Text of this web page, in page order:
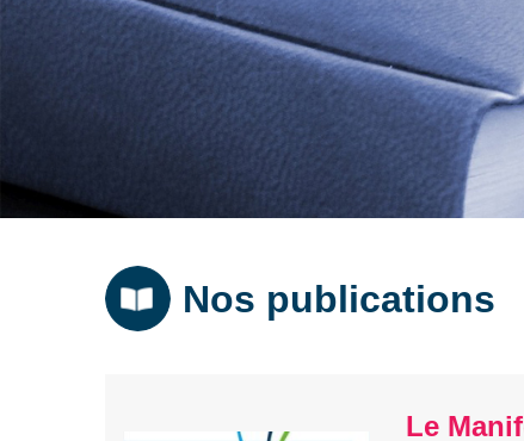
Nos publications
Le